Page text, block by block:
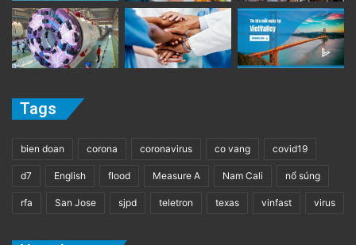
Tags
bien doan corona coronavirus co vang covid19
d7 English flood Measure A Nam Cali nổ súng
rfa San Jose sjpd teletron texas vinfast virus